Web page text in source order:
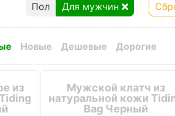
Пол Для мужчин
Новые Дешевые Дорогие
из
Мужской клатч из
натуральной кожи
Bag Черный